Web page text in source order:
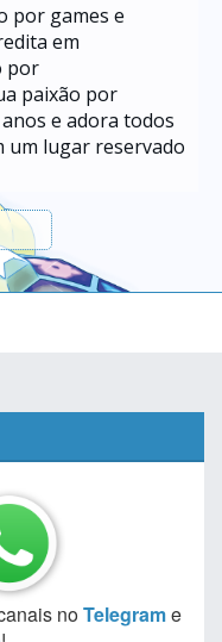
por games e
em
por
paixão por
e adora todos
um lugar reservado
noTelegrame